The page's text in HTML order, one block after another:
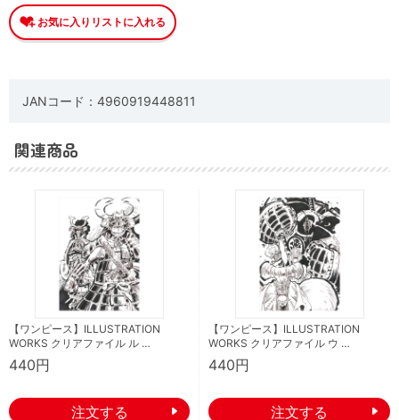
JANコード：4960919448811
関連商品
【ワンピース】ILLUSTRATION
WORKS クリアファイル ル …
440円
【ワンピース】ILLUSTRATION
WORKS クリアファイル ウ …
440円